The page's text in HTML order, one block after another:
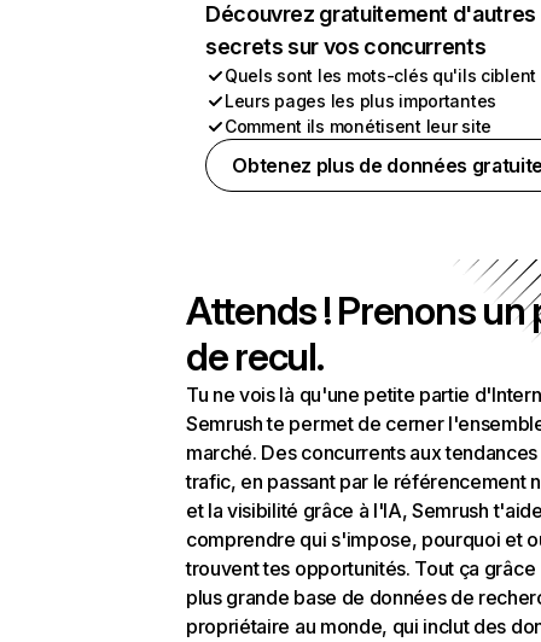
Découvrez gratuitement d'autres
secrets sur vos concurrents
Quels sont les mots-clés qu'ils ciblent
Leurs pages les plus importantes
Comment ils monétisent leur site
Obtenez plus de données
Attends ! Prenons un
de recul.
Tu ne vois là qu'une petite partie
Semrush te permet de cerner
marché. Des concurrents aux
trafic, en passant par le référencement
et la visibilité grâce à l'IA, Semrush
comprendre qui s'impose, pourquoi et
trouvent tes opportunités. Tout ça grâce
plus grande base de données de
propriétaire au monde, qui inclut des